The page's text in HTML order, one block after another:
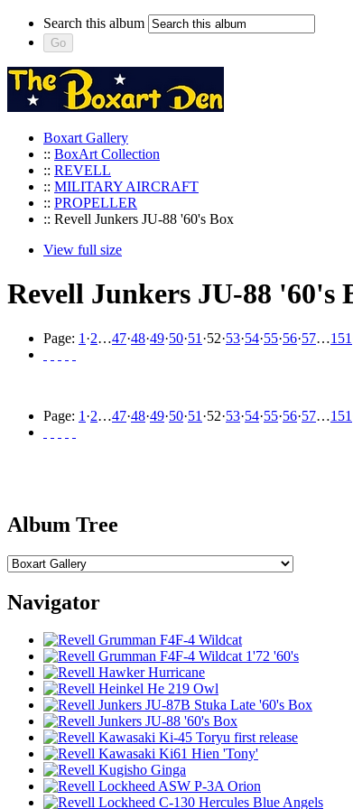
Search this album
Boxart Gallery
:: BoxArt Collection
:: REVELL
:: MILITARY AIRCRAFT
:: PROPELLER
:: Revell Junkers JU-88 '60's Box
View full size
Revell Junkers JU-88 '60's
Page: 1 ·2…47·48·49·50·51 ·52·53·54·55·56·57…151
Page: 1 ·2…47·48·49·50·51 ·52·53·54·55·56·57…151
Album Tree
Navigator